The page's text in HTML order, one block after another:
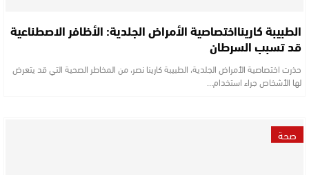
الطبيبة كارينااختصاصية الأمراض الجلدية: الأظافر الاصطناعية
قد تسبب السرطان
حذرت اختصاصية الأمراض الجلدية، الطبيبة كارينا نصر، من المخاطر الصحية التي قد يتعرض
لها الأشخاص جراء استخدام…
صحة